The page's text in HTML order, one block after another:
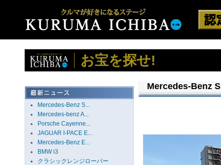
お宝を探せ!
Mercedes-Benz S...
Mercedes-benz A...
Porsche Cayenne...
JAGUAR I-PACE E...
Mercedes-Benz E...
BMW i3
クラシックレンジローバー
Mercedes-Benz